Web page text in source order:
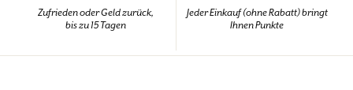
Zufrieden oder Geld zurück,
bis zu 15 Tagen
Jeder Einkauf (ohne Rabatt) bringt
Ihnen Punkte